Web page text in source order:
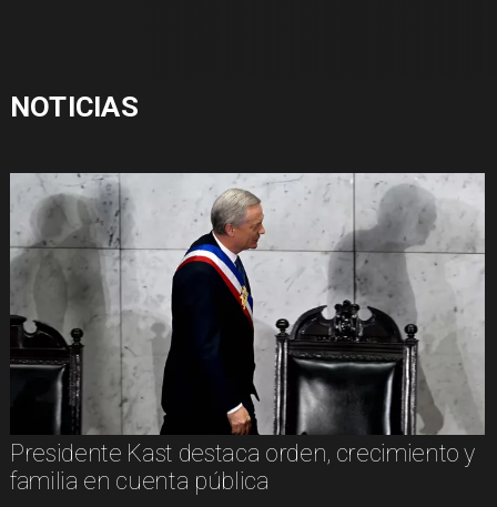
NOTICIAS
Presidente Kast destaca orden, crecimiento y
familia en cuenta pública